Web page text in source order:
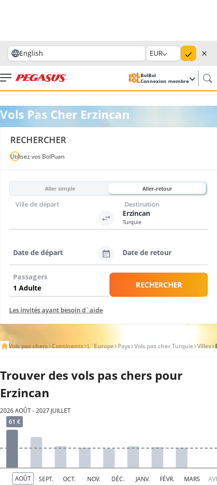
English EUR ✕
BolBol
Connexion membre
Vols Pas Cher Erzincan
RECHERCHER
Utilisez vos BolPuan
Aller simple Aller-retour
Ville de départ
Erzincan
Turquie
Destination
Date de départ Date de retour
Passagers
RECHERCHER
Les invités ayant besoin d`aide
Vols pas chers Continents L`Europe Pays Vols pas cher Turquie Villes
Trouver des vols pas chers pour
Erzincan
2026 AOÛT - 2027 JUILLET